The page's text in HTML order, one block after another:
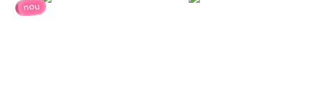
nou